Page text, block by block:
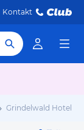
Kontakt
Grindelwald Hotels